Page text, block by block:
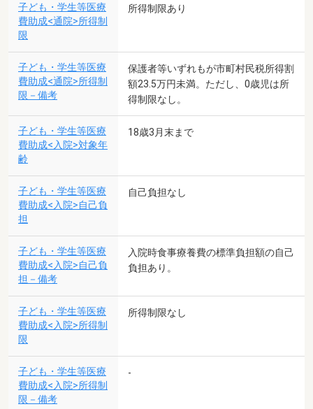
子ども・学生等医療
費助成<通院>所得制
限
所得制限あり
子ども・学生等医療
費助成<通院>所得制
限－備考
保護者等いずれもが市町村民税所得割
額23.5万円未満。ただし、0歳児は所
得制限なし。
子ども・学生等医療
費助成<入院>対象年
齢
18歳3月末まで
子ども・学生等医療
費助成<入院>自己負
担
自己負担なし
子ども・学生等医療
費助成<入院>自己負
担－備考
入院時食事療養費の標準負担額の自己
負担あり。
子ども・学生等医療
費助成<入院>所得制
限
所得制限なし
子ども・学生等医療
費助成<入院>所得制
限－備考
-